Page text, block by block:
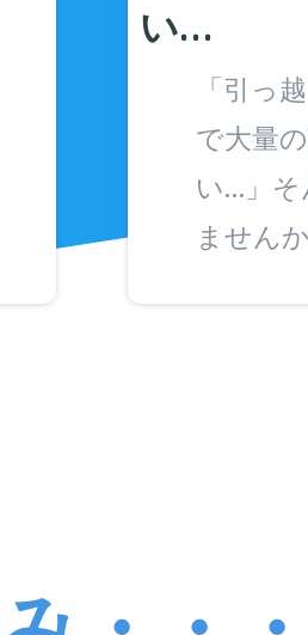
い…
「引っ
で大量
い…」そ
ません